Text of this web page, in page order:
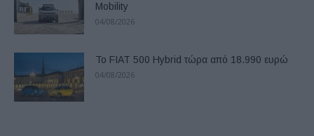
Mobility
04/08/2026
Το FIAT 500 Hybrid τώρα από 18.990 ευρώ
04/08/2026